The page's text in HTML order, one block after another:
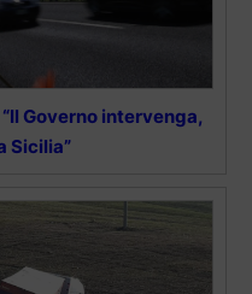
Governo intervenga,
Sicilia”